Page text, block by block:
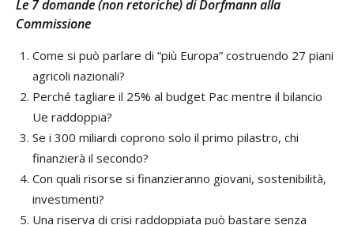
Le 7 domande (non retoriche) di Dorfmann alla
Commissione
Come si può parlare di “più Europa” costruendo 27 piani
agricoli nazionali?
Perché tagliare il 25% al budget Pac mentre il bilancio
Ue raddoppia?
Se i 300 miliardi coprono solo il primo pilastro, chi
finanzierà il secondo?
Con quali risorse si finanzieranno giovani, sostenibilità,
investimenti?
Una riserva di crisi raddoppiata può bastare senza